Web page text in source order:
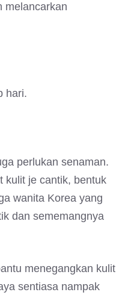
melancarkan
hari.
perlukan senaman.
kulit je cantik, bentuk
wanita Korea yang
dan sememangnya
menegangkan kulit
sentiasa nampak